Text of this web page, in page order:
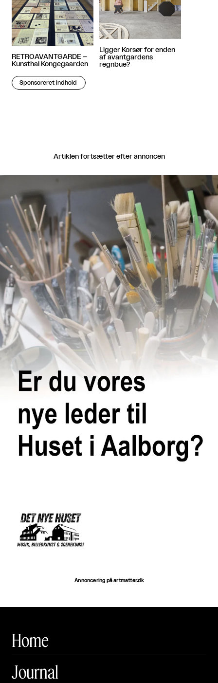
RETROAVANTGARDE –
Kunsthal Kongegaarden
Sponsoreret indhold
Ligger Korsør for enden
af avantgardens
regnbue?
Artiklen fortsætter efter annoncen
Annoncering på artmatter.dk
Home
Journal